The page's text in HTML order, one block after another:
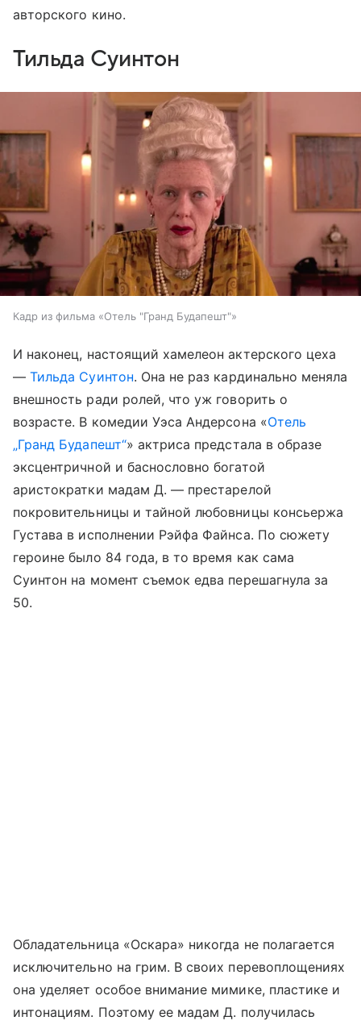
авторского кино.
Тильда Суинтон
Кадр из фильма «Отель "Гранд Будапешт"»
И наконец, настоящий хамелеон актерского цеха
—Тильда Суинтон. Она не раз кардинально меняла
внешность ради ролей, что уж говорить о
возрасте. В комедии Уэса Андерсона «Отель
„Гранд Будапешт“» актриса предстала в образе
эксцентричной и баснословно богатой
аристократки мадам Д. — престарелой
покровительницы и тайной любовницы консьержа
Густава в исполнении Рэйфа Файнса. По сюжету
героине было 84 года, в то время как сама
Суинтон на момент съемок едва перешагнула за
50.
Обладательница «Оскара» никогда не полагается
исключительно на грим. В своих перевоплощениях
она уделяет особое внимание мимике, пластике и
интонациям. Поэтому ее мадам Д. получилась